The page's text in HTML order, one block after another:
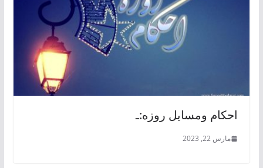
احكام ومسایل روزه:ـ
مارس 22, 2023